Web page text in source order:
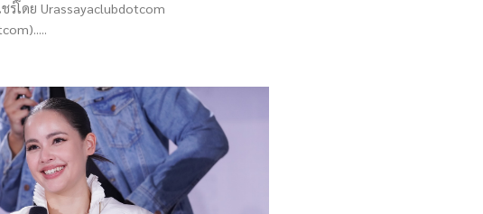
ร์โดย Urassayaclubdotcom